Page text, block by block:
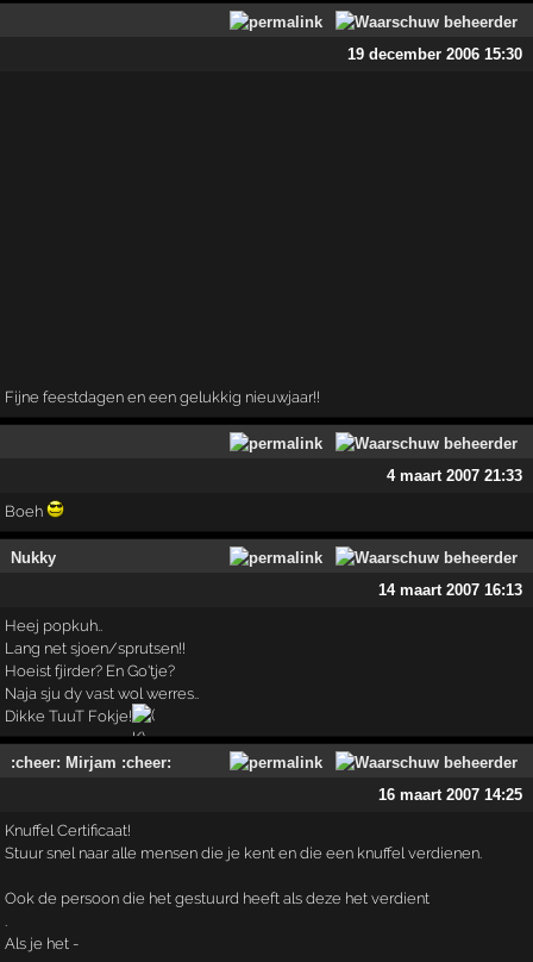
19 december 2006 15:30
Fijne feestdagen en een gelukkig nieuwjaar!!
4 maart 2007 21:33
Boeh
Nukky
14 maart 2007 16:13
Heej popkuh..
Lang net sjoen/sprutsen!!
Hoeist fjirder? En Go'tje?
Naja sju dy vast wol werres..
Dikke TuuT Fokje!
:cheer: Mirjam :cheer:
16 maart 2007 14:25
Knuffel Certificaat!
Stuur snel naar alle mensen die je kent en die een knuffel verdienen.
Ook de persoon die het gestuurd heeft als deze het verdient
.
Als je het -